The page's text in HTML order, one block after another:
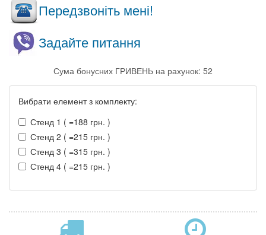
Передзвоніть мені!
Задайте питання
Сума бонусних ГРИВЕНЬ на рахунок: 52
Вибрати елемент з комплекту:
Стенд 1 ( =188 грн. )
Стенд 2 ( =215 грн. )
Стенд 3 ( =315 грн. )
Стенд 4 ( =215 грн. )